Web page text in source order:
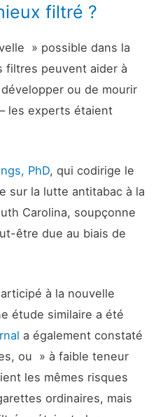
filtré ?
» possible dans la
filtres peuvent aider à
ou de mourir
les experts étaient
PhD, qui codirige le
sur la lutte antitabac à la
Carolina, soupçonne
être due au biais de
à la nouvelle
étude similaire a été
a également constaté
ou » à faible teneur
les mêmes risques
ordinaires, mais